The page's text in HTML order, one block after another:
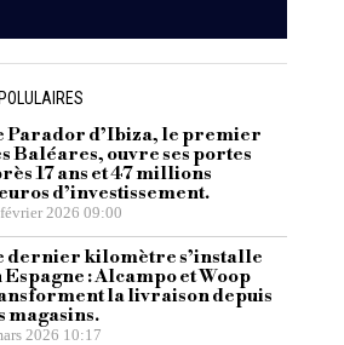
Parador d’Ibiza, le premier
Baléares, ouvre ses portes
17 ans et 47 millions
d’investissement.
2026 09:00
dernier kilomètre s’installe
Espagne : Alcampo et Woop
la livraison depuis
magasins.
2026 10:17